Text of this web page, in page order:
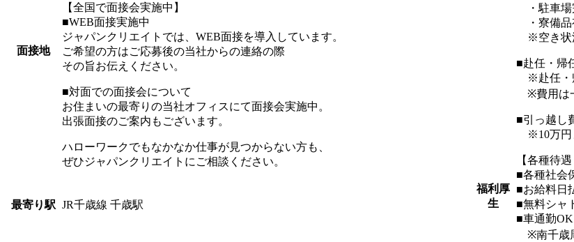
面接地
【全国で面接会実施中】
■WEB面接実施中
ジャパンクリエイトでは、WEB面接を導入しています。
ご希望の方はご応募後の当社からの連絡の際
その旨お伝えください。
■対面での面接会について
お住まいの最寄りの当社オフィスにて面接会実施中。
出張面接のご案内もございます。
ハローワークでもなかなか仕事が見つからない方も、
ぜひジャパンクリエイトにご相談ください。
最寄り駅 JR千歳線 千歳駅
福利厚
生
・駐車場
・寮備品
※空き状
■赴任・帰
※赴任・
※費用は
■引っ越し
※10万円
【各種待
■各種社会
■お給料日
■無料シャ
■車通勤OK
※南千歳